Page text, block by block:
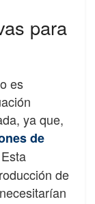
para
es
ya que,
de
Esta
de